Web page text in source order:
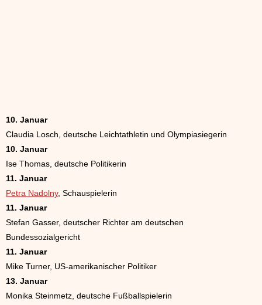
10. Januar
Claudia Losch, deutsche Leichtathletin und Olympiasiegerin
10. Januar
Ise Thomas, deutsche Politikerin
11. Januar
Petra Nadolny, Schauspielerin
11. Januar
Stefan Gasser, deutscher Richter am deutschen
Bundessozialgericht
11. Januar
Mike Turner, US-amerikanischer Politiker
13. Januar
Monika Steinmetz, deutsche Fußballspielerin